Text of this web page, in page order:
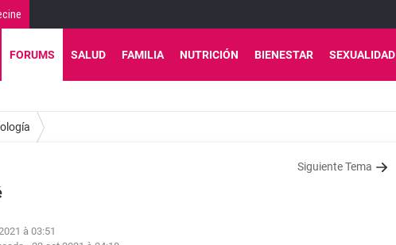
FORUMS SALUD FAMILIA NUTRICIÓN BIENESTAR SEXUALIDAD
Siguiente Tema
à 03:51